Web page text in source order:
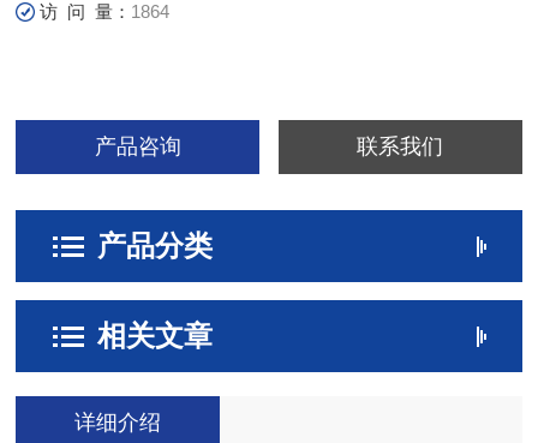
访 问 量： 1864
产品咨询 联系我们
产品分类
相关文章
详细介绍